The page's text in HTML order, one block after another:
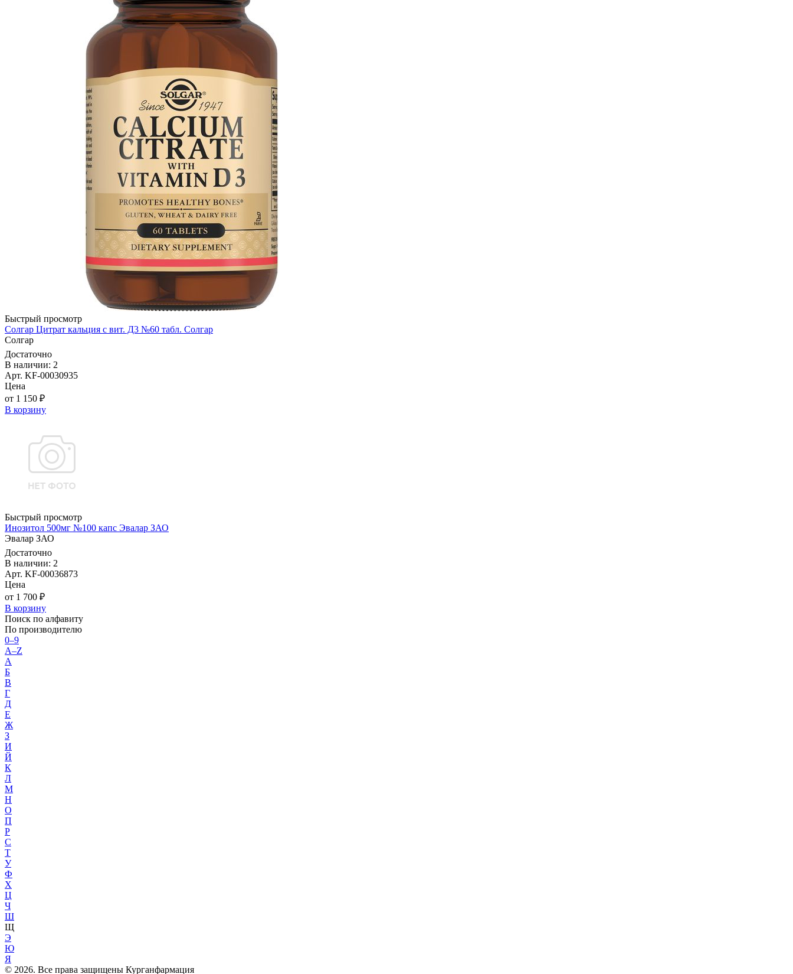
Быстрый просмотр
Солгар Цитрат кальция с вит. Д3 №60 табл. Солгар
Солгар
Достаточно
В наличии: 2
Арт. KF-00030935
Цена
от 1 150 ₽
В корзину
Быстрый просмотр
Инозитол 500мг №100 капс Эвалар ЗАО
Эвалар ЗАО
Достаточно
В наличии: 2
Арт. KF-00036873
Цена
от 1 700 ₽
В корзину
Поиск по алфавиту
По производителю
0–9
A–Z
А
Б
В
Г
Д
Е
Ж
З
И
Й
К
Л
М
Н
О
П
Р
С
Т
У
Ф
Х
Ц
Ч
Ш
Щ
Э
Ю
Я
© 2026. Все права защищены Курганфармация